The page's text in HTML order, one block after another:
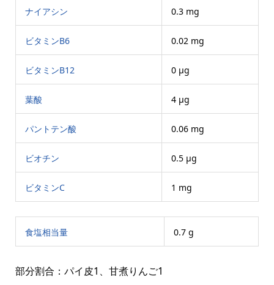
ナイアシン 0.3 mg
ビタミンB6 0.02 mg
ビタミンB12 0 μg
葉酸 4 μg
パントテン酸 0.06 mg
ビオチン 0.5 μg
ビタミンC 1 mg
食塩相当量 0.7 g
部分割合：パイ皮1、甘煮りんご1